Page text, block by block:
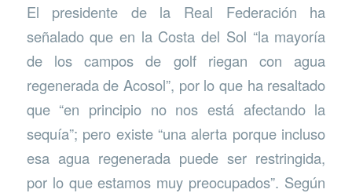
El presidente de la Real Federación ha
señalado que en la Costa del Sol “la mayoría
de los campos de golf riegan con agua
regenerada de Acosol”, por lo que ha resaltado
que “en principio no nos está afectando la
sequía”; pero existe “una alerta porque incluso
esa agua regenerada puede ser restringida,
por lo que estamos muy preocupados”. Según